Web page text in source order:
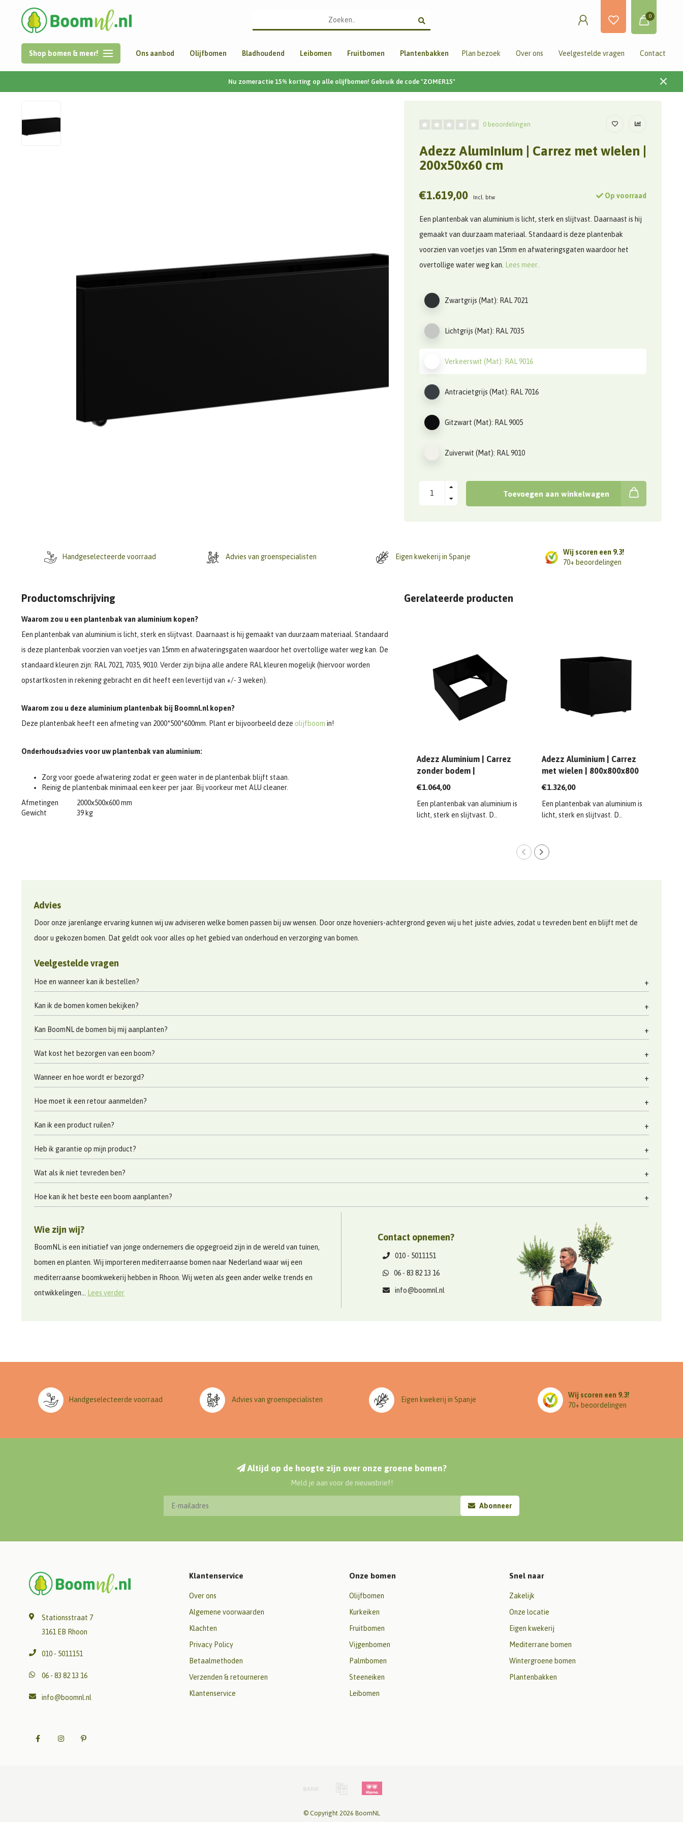
0
Shop bomen & meer! Ons aanbod Olijfbomen Bladhoudend Leibomen Fruitbomen Plantenbakken Plan bezoek Over ons Veelgestelde vragen Contact
Nu zomeractie 15% korting op alle olijfbomen! Gebruik de code "ZOMER15"
0 beoordelingen
Adezz Aluminium | Carrez met wielen |
200x50x60 cm
€1.619,00 Incl. btw Op voorraad
Een plantenbak van aluminium is licht, sterk en slijtvast. Daarnaast is hij
gemaakt van duurzaam materiaal. Standaard is deze plantenbak
voorzien van voetjes van 15mm en afwateringsgaten waardoor het
overtollige water weg kan.
Lees meer..
Zwartgrijs (Mat): RAL 7021
Lichtgrijs (Mat): RAL 7035
Verkeerswit (Mat): RAL 9016
Antracietgrijs (Mat): RAL 7016
Gitzwart (Mat): RAL 9005
Zuiverwit (Mat): RAL 9010
Toevoegen aan winkelwagen
Handgeselecteerde voorraad Advies van groenspecialisten Eigen kwekerij in Spanje
Wij scoren een 9.3!
70+ beoordelingen
Productomschrijving
Waarom zou u een plantenbak van aluminium kopen?
Een plantenbak van aluminium is licht, sterk en slijtvast. Daarnaast is hij gemaakt van duurzaam materiaal. Standaard
is deze plantenbak voorzien van voetjes van 15mm en afwateringsgaten waardoor het overtollige water weg kan. De
standaard kleuren zijn: RAL 7021, 7035, 9010. Verder zijn bijna alle andere RAL kleuren mogelijk (hiervoor worden
opstartkosten in rekening gebracht en dit heeft een levertijd van +/- 3 weken).
Waarom zou u deze aluminium plantenbak bij Boomnl.nl kopen?
Deze plantenbak heeft een afmeting van 2000*500*600mm. Plant er bijvoorbeeld deze olijfboom in!
Onderhoudsadvies voor uw plantenbak van aluminium:
Zorg voor goede afwatering zodat er geen water in de plantenbak blijft staan.
Reinig de plantenbak minimaal een keer per jaar. Bij voorkeur met ALU cleaner.
Afmetingen
2000x500x600 mm
Gewicht
39 kg
Gerelateerde producten
Adezz Aluminium | Carrez
zonder bodem |
1200x1200x600 mm
€1.064,00
Een plantenbak van aluminium is
licht, sterk en slijtvast. D..
Adezz Aluminium | Carrez
met wielen | 800x800x800
mm
€1.326,00
Een plantenbak van aluminium is
licht, sterk en slijtvast. D..
Advies
Door onze jarenlange ervaring kunnen wij uw adviseren welke bomen passen bij uw wensen. Door onze hoveniers-achtergrond geven wij u het juiste advies, zodat u tevreden bent en blijft met de
door u gekozen bomen. Dat geldt ook voor alles op het gebied van onderhoud en verzorging van bomen.
Veelgestelde vragen
Hoe en wanneer kan ik bestellen?
Kan ik de bomen komen bekijken?
Kan BoomNL de bomen bij mij aanplanten?
Wat kost het bezorgen van een boom?
Wanneer en hoe wordt er bezorgd?
Hoe moet ik een retour aanmelden?
Kan ik een product ruilen?
Heb ik garantie op mijn product?
Wat als ik niet tevreden ben?
Hoe kan ik het beste een boom aanplanten?
Wie zijn wij?
BoomNL is een initiatief van jonge ondernemers die opgegroeid zijn in de wereld van tuinen,
bomen en planten. Wij importeren mediterraanse bomen naar Nederland waar wij een
mediterraanse boomkwekerij hebben in Rhoon. Wij weten als geen ander welke trends en
ontwikkelingen...
Lees verder
Contact opnemen?
010 - 5011151
06 - 83 82 13 16
info@boomnl.nl
Handgeselecteerde voorraad Advies van groenspecialisten Eigen kwekerij in Spanje
Wij scoren een 9.3!
70+ beoordelingen
Altijd op de hoogte zijn over onze groene bomen?
Meld je aan voor de nieuwsbrief!
Abonneer
Stationsstraat 7
3161 EB Rhoon
010 - 5011151
06 - 83 82 13 16
info@boomnl.nl
Klantenservice
Over ons
Algemene voorwaarden
Klachten
Privacy Policy
Betaalmethoden
Verzenden & retourneren
Klantenservice
Onze bomen
Olijfbomen
Kurkeiken
Fruitbomen
Vijgenbomen
Palmbomen
Steeneiken
Leibomen
Snel naar
Zakelijk
Onze locatie
Eigen kwekerij
Mediterrane bomen
Wintergroene bomen
Plantenbakken
© Copyright 2026 BoomNL